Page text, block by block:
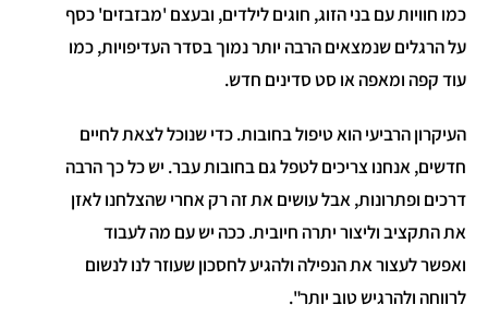
כמו חוויות עם בני הזוג, חוגים לילדים, ובעצם 'מבזבזים' כסף
על הרגלים שנמצאים הרבה יותר נמוך בסדר העדיפויות, כמו
עוד קפה ומאפה או סט סדינים חדש.
העיקרון הרביעי הוא טיפול בחובות. כדי שנוכל לצאת לחיים
חדשים, אנחנו צריכים לטפל גם בחובות עבר. יש כל כך הרבה
דרכים ופתרונות, אבל עושים את זה רק אחרי שהצלחנו לאזן
את התקציב וליצור יתרה חיובית. ככה יש עם מה לעבוד
ואפשר לעצור את הנפילה ולהגיע לחסכון שעוזר לנו לנשום
לרווחה ולהרגיש טוב יותר".